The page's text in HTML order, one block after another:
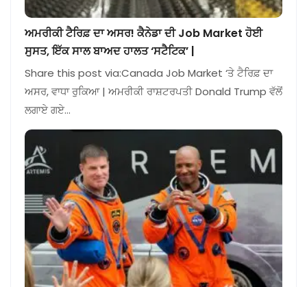
ਅਮਰੀਕੀ ਟੈਰਿਫ਼ ਦਾ ਅਸਰ! ਕੈਨੇਡਾ ਦੀ Job Market ਹੋਈ
ਸੁਸਤ, ਇੱਕ ਸਾਲ ਬਾਅਦ ਹਾਲਤ ‘ਸਟੈਟਿਕ’ |
Share this post via:Canada Job Market ‘ਤੇ ਟੈਰਿਫ਼ ਦਾ
ਅਸਰ, ਵਾਧਾ ਰੁਕਿਆ | ਅਮਰੀਕੀ ਰਾਸ਼ਟਰਪਤੀ Donald Trump ਵੱਲੋਂ
ਲਗਾਏ ਗਏ…